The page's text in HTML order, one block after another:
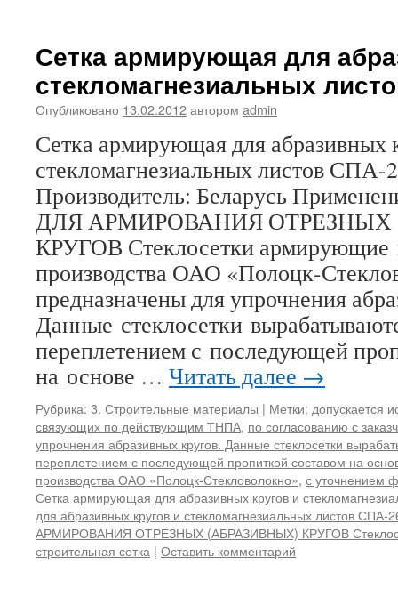
Сетка армирующая для
стекломагнезиальных
Опубликовано 13.02.2012автором admin
Сетка армирующая для абразивных
стекломагнезиальных листов
Производитель: Беларусь
ДЛЯ АРМИРОВАНИЯ ОТРЕЗНЫХ
КРУГОВ Стеклосетки
производства ОАО «Полоцк-
предназначены для упрочнения
Данные стеклосетки
переплетением с последующей
на основе … Читать далее →
Рубрика: 3. Строительные материалы | Метки: допускается
связующих по действующим ТНПА, по согласованию с
упрочнения абразивных кругов. Данные стеклосетки
переплетением с последующей пропиткой составом на
производства ОАО «Полоцк-Стекловолокно», с уточнением
Сетка армирующая для абразивных кругов и
для абразивных кругов и стекломагнезиальных листов СПА-
АРМИРОВАНИЯ ОТРЕЗНЫХ (АБРАЗИВНЫХ) КРУГОВ
строительная сетка | Оставить комментарий